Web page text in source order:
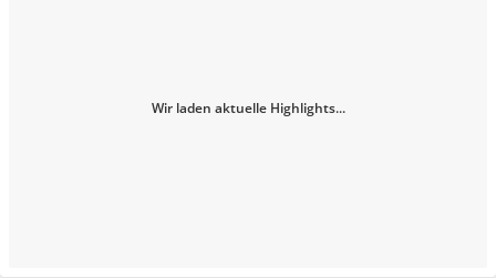
Wir laden aktuelle Highlights...